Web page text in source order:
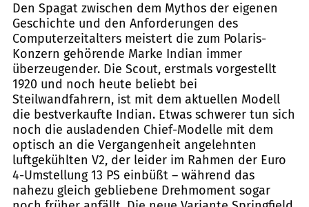
Den Spagat zwischen dem Mythos der eigenen
Geschichte und den Anforderungen des
Computerzeitalters meistert die zum Polaris-
Konzern gehörende Marke Indian immer
überzeugender. Die Scout, erstmals vorgestellt
1920 und noch heute beliebt bei
Steilwandfahrern, ist mit dem aktuellen Modell
die bestverkaufte Indian. Etwas schwerer tun sich
noch die ausladenden Chief-Modelle mit dem
optisch an die Vergangenheit angelehnten
luftgekühlten V2, der leider im Rahmen der Euro
4-Umstellung 13 PS einbüßt – während das
nahezu gleich gebliebene Drehmoment sogar